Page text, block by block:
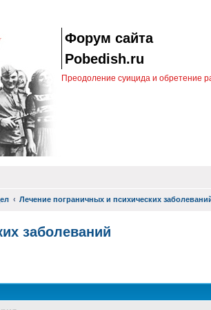
Форум сайта
Pobedish.ru
Преодоление суицида и обретение
Лечение пограничных и психических
заболеваний